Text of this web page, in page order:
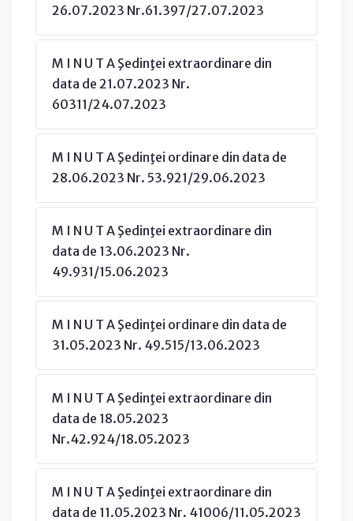
26.07.2023 Nr.61.397/27.07.2023
M I N U T A Şedinţei extraordinare din
data de 21.07.2023 Nr.
60311/24.07.2023
M I N U T A Şedinţei ordinare din data de
28.06.2023 Nr. 53.921/29.06.2023
M I N U T A Şedinţei extraordinare din
data de 13.06.2023 Nr.
49.931/15.06.2023
M I N U T A Şedinţei ordinare din data de
31.05.2023 Nr. 49.515/13.06.2023
M I N U T A Şedinţei extraordinare din
data de 18.05.2023
Nr.42.924/18.05.2023
M I N U T A Şedinţei extraordinare din
data de 11.05.2023 Nr. 41006/11.05.2023